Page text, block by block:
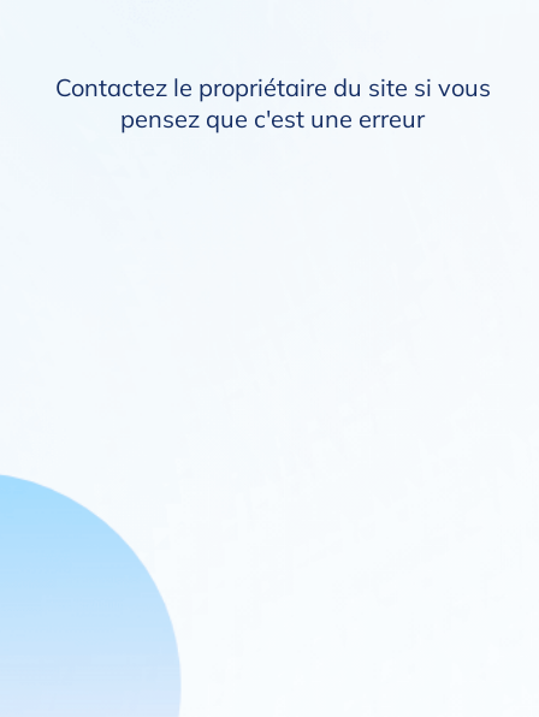
Contactez le propriétaire du site si vous
pensez que c'est une erreur